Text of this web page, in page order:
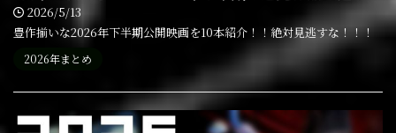
2026/5/13
豊作揃いな2026年下半期公開映画を10本紹介！！絶対見逃すな！！！
2026年まとめ